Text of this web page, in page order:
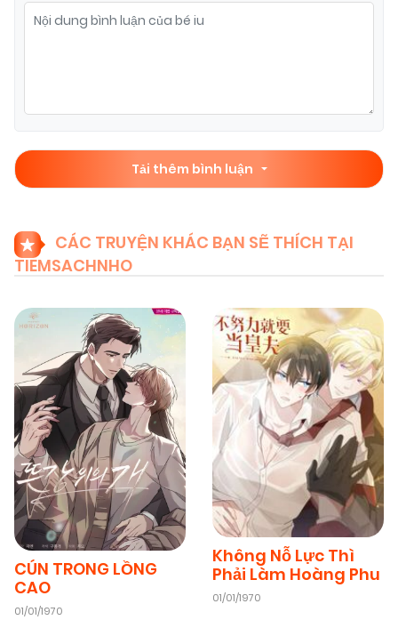
Tải thêm bình luận
CÁC TRUYỆN KHÁC BẠN SẼ THÍCH TẠI
TIEMSACHNHO
CÚN TRONG LỒNG
CAO
01/01/1970
Không Nỗ Lực Thì
Phải Làm Hoàng Phu
01/01/1970